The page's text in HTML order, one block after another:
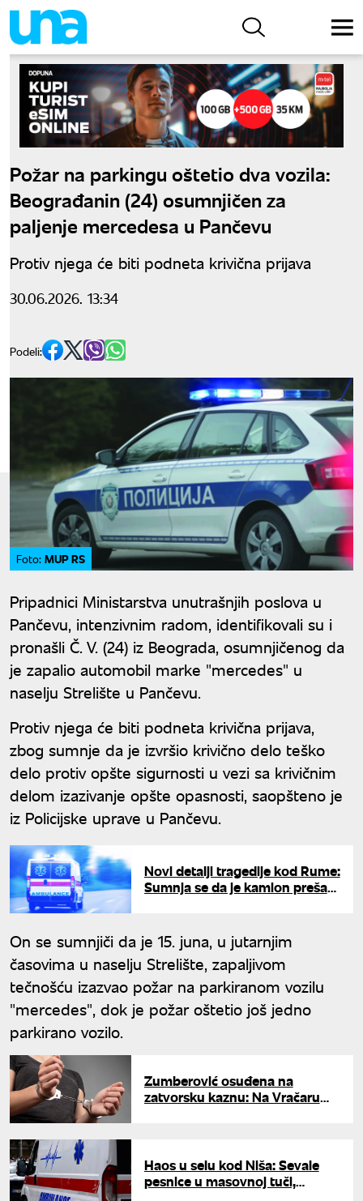
Požar na parkingu oštetio dva vozila:
Beograđanin (24) osumnjičen za
paljenje mercedesa u Pančevu
Protiv njega će biti podneta krivična prijava
30.06.2026. 13:34
Podeli:
Foto: MUP RS
Pripadnici Ministarstva unutrašnjih poslova u
Pančevu, intenzivnim radom, identifikovali su i
pronašli Č. V. (24) iz Beograda, osumnjičenog da
je zapalio automobil marke "mercedes" u
naselju Strelište u Pančevu.
Protiv njega će biti podneta krivična prijava,
zbog sumnje da je izvršio krivično delo teško
delo protiv opšte sigurnosti u vezi sa krivičnim
delom izazivanje opšte opasnosti, saopšteno je
iz Policijske uprave u Pančevu.
Novi detalji tragedije kod Rume:
Sumnja se da je kamion prešao
On se sumnjiči da je 15. juna, u jutarnjim
časovima u naselju Strelište, zapaljivom
tečnošću izazvao požar na parkiranom vozilu
"mercedes", dok je požar oštetio još jedno
parkirano vozilo.
Zumberović osuđena na
zatvorsku kaznu: Na Vračaru
Haos u selu kod Niša: Sevale
pesnice u masovnoj tuči,